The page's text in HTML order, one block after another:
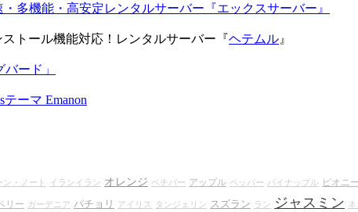
多機能・高安定レンタルサーバー『エックスサーバー』
ストール機能対応！レンタルサーバー『ヘテムル 』
ード」
テーマ Emanon
ン・ノート イランイラン オレンジ ベチバー アップル ペッパー パイナップル ピオニー
リー ガーデニア パチョリ アイリス タンジェリン スズラン ラン ジャスミン ネ